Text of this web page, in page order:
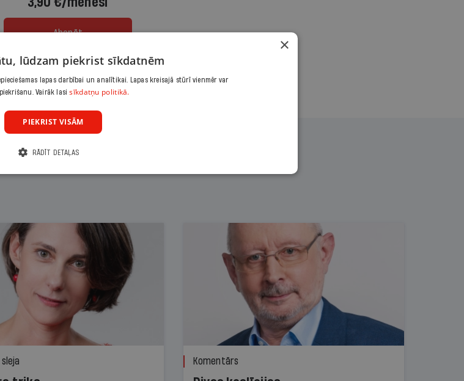
Abonēt
Komentārs
×
lūdzam piekrist sīkdatnēm
lapas darbībai un analītikai. Lapas kreisajā stūrī vienmēr var
Vairāk lasisīkdatņu politikā.
PIEKRIST VISĀM
RĀDĪT DETAĻAS